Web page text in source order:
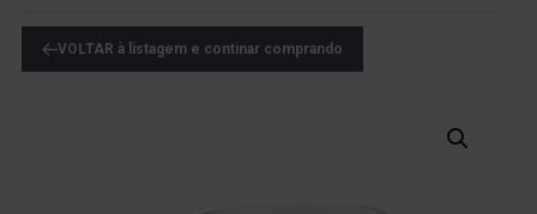
VOLTAR à listagem e continar comprando